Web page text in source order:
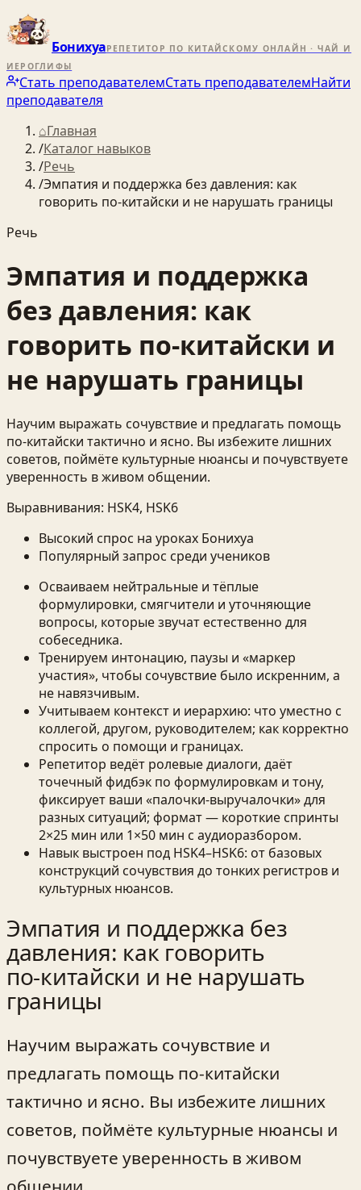
БонихуаРЕПЕТИТОР ПО КИТАЙСКОМУ ОНЛАЙН · ЧАЙ И
ИЕРОГЛИФЫ
Стать преподавателемСтать преподавателемНайти
преподавателя
⌂Главная
/Каталог навыков
/Речь
/Эмпатия и поддержка без давления: как
говорить по‑китайски и не нарушать границы
Речь
Эмпатия и поддержка
без давления: как
говорить по‑китайски и
не нарушать границы
Научим выражать сочувствие и предлагать помощь
по‑китайски тактично и ясно. Вы избежите лишних
советов, поймёте культурные нюансы и почувствуете
уверенность в живом общении.
Выравнивания: HSK4, HSK6
Высокий спрос на уроках Бонихуа
Популярный запрос среди учеников
Осваиваем нейтральные и тёплые
формулировки, смягчители и уточняющие
вопросы, которые звучат естественно для
собеседника.
Тренируем интонацию, паузы и «маркер
участия», чтобы сочувствие было искренним, а
не навязчивым.
Учитываем контекст и иерархию: что уместно с
коллегой, другом, руководителем; как корректно
спросить о помощи и границах.
Репетитор ведёт ролевые диалоги, даёт
точечный фидбэк по формулировкам и тону,
фиксирует ваши «палочки-выручалочки» для
разных ситуаций; формат — короткие спринты
2×25 мин или 1×50 мин с аудиоразбором.
Навык выстроен под HSK4–HSK6: от базовых
конструкций сочувствия до тонких регистров и
культурных нюансов.
Эмпатия и поддержка без
давления: как говорить
по‑китайски и не нарушать
границы
Научим выражать сочувствие и
предлагать помощь по‑китайски
тактично и ясно. Вы избежите лишних
советов, поймёте культурные нюансы и
почувствуете уверенность в живом